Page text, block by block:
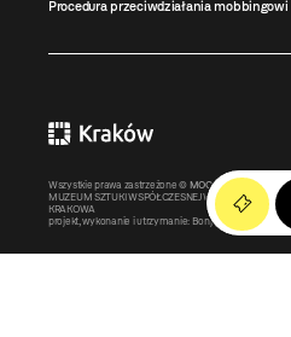
Procedura przeciwdziałania
Wszystkie prawa zastrzeżone © MOCAK2011-2026
MUZEUM SZTUKI WSPÓŁCZESNEJ W KRAKOWIE
KRAKOWA
projekt, wykonanie i utrzymanie: Bonjour.pl